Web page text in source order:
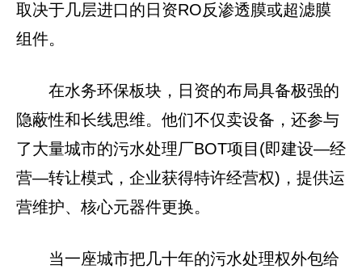
取决于几层进口的日资RO反渗透膜或超滤膜
组件。
在水务环保板块，日资的布局具备极强的
隐蔽性和长线思维。他们不仅卖设备，还参与
了大量城市的污水处理厂BOT项目(即建设—经
营—转让模式，企业获得特许经营权)，提供运
营维护、核心元器件更换。
当一座城市把几十年的污水处理权外包给